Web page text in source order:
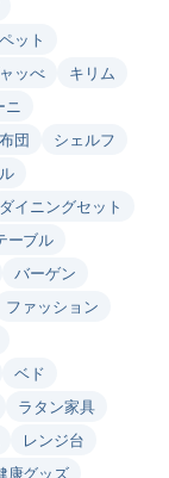
ット
ッべ
キリム
ニ
団
シェルフ
ダイニングセット
ーブル
バーゲン
ファッション
ベド
ラタン家具
レンジ台
康グッズ